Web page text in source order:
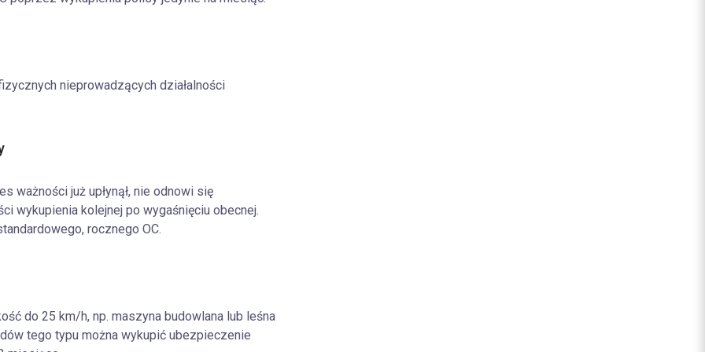
nieprowadzących działalności
ważności już upłynął, nie odnowi się
wykupienia kolejnej po wygaśnięciu obecnej.
rocznego OC.
do 25 km/h, np. maszyna budowlana lub leśna
tego typu można wykupić ubezpieczenie